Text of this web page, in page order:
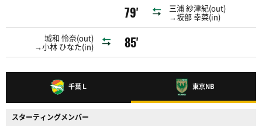
79'
三浦 紗津紀(out)
→坂部 幸菜(in)
城和 怜奈(out)
→小林 ひなた(in) 85'
千葉Ｌ 東京NB
スターティングメンバー